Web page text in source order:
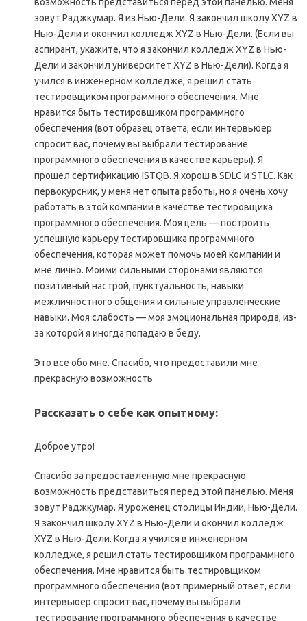
зовут Раджкумар. Я из Нью-Дели. Я закончил школу XYZ в
Нью-Дели и окончил колледж XYZ в Нью-Дели. (Если вы
аспирант, укажите, что я закончил колледж XYZ в Нью-
Дели и закончил университет XYZ в Нью-Дели). Когда я
учился в инженерном колледже, я решил стать
тестировщиком программного обеспечения. Мне
нравится быть тестировщиком программного
обеспечения (вот образец ответа, если интервьюер
спросит вас, почему вы выбрали тестирование
программного обеспечения в качестве карьеры). Я
прошел сертификацию ISTQB. Я хорош в SDLC и STLC. Как
первокурсник, у меня нет опыта работы, но я очень хочу
работать в этой компании в качестве тестировщика
программного обеспечения. Моя цель — построить
успешную карьеру тестировщика программного
обеспечения, которая может помочь моей компании и
мне лично. Моими сильными сторонами являются
позитивный настрой, пунктуальность, навыки
межличностного общения и сильные управленческие
навыки. Моя слабость — моя эмоциональная природа, из-
за которой я иногда попадаю в беду.
Это все обо мне. Спасибо, что предоставили мне
прекрасную возможность
Рассказать о себе как опытному:
Доброе утро!
Спасибо за предоставленную мне прекрасную
возможность представиться перед этой панелью. Меня
зовут Раджкумар. Я уроженец столицы Индии, Нью-Дели.
Я закончил школу XYZ в Нью-Дели и окончил колледж
XYZ в Нью-Дели. Когда я учился в инженерном
колледже, я решил стать тестировщиком программного
обеспечения. Мне нравится быть тестировщиком
программного обеспечения (вот примерный ответ, если
интервьюер спросит вас, почему вы выбрали
тестирование программного обеспечения в качестве